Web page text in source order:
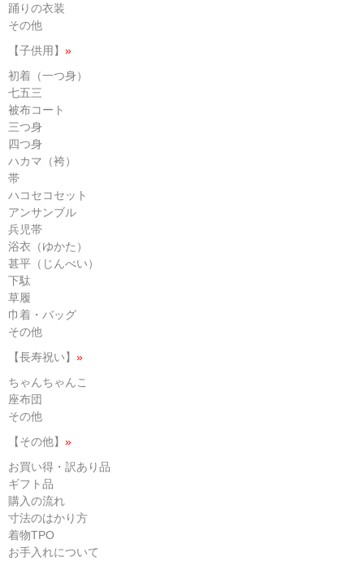
踊りの衣装
その他
【子供用】 »
初着（一つ身）
七五三
被布コート
三つ身
四つ身
ハカマ（袴）
帯
ハコセコセット
アンサンブル
兵児帯
浴衣（ゆかた）
甚平（じんべい）
下駄
草履
巾着・バッグ
その他
【長寿祝い】 »
ちゃんちゃんこ
座布団
その他
【その他】 »
お買い得・訳あり品
ギフト品
購入の流れ
寸法のはかり方
着物TPO
お手入れについて